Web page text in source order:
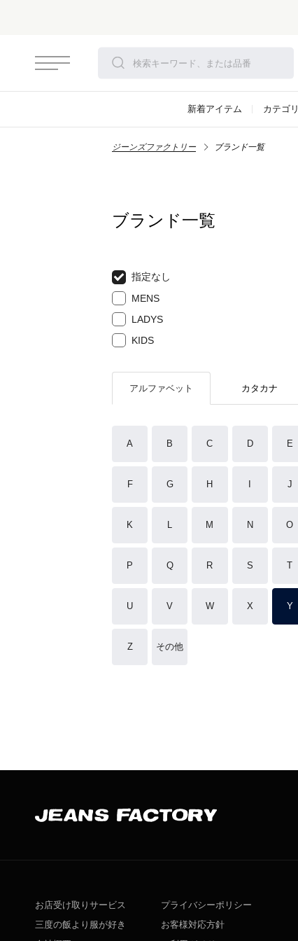
新着アイテム カテゴリ
ジーンズファクトリー ブランド一覧
ブランド一覧
指定なし
MENS
LADYS
KIDS
アルファベット カタカナ
A B C D E
F G H J
K L M N O
P Q R S T
U V W X Y
Z その他
お店受け取りサービス
三度の飯より服が好き
プライバシーポリシー
お客様対応方針